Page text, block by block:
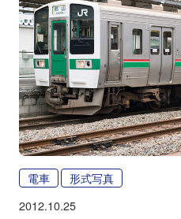
電車 形式写真
2012.10.25